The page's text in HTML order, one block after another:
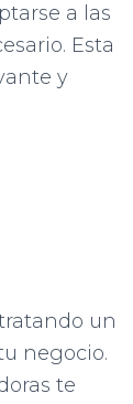
a las
Esta
y
un
negocio.
te